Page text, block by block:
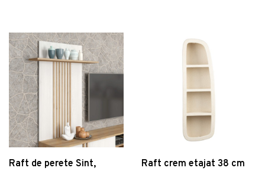
Raft de perete Sint,
Raft crem etajat 38 cm